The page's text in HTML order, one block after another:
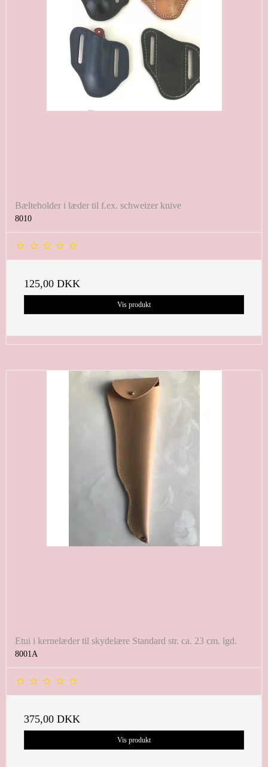
Bælteholder i læder til f.ex. schweizer knive
8010
125,00 DKK
Vis produkt
Etui i kernelæder til skydelære Standard str. ca. 23 cm. lgd.
8001A
375,00 DKK
Vis produkt